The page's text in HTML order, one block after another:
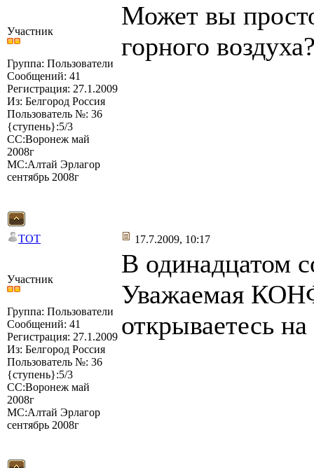
Участник
Группа: Пользователи
Сообщений: 41
Регистрация: 27.1.2009
Из: Белгород Россия
Пользователь №: 36
{ступень}:5/3
СС:Воронеж май
2008г
МС:Алтай Эрлагор
сентябрь 2008г
Может вы
горного
TOT 17.7.2009, 10:17
Участник
Группа: Пользователи
Сообщений: 41
Регистрация: 27.1.2009
Из: Белгород Россия
Пользователь №: 36
{ступень}:5/3
СС:Воронеж май
2008г
МС:Алтай Эрлагор
сентябрь 2008г
В одинадцатом
Уважаемая
открываетесь